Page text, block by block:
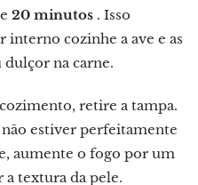
20 minutos . Isso
cozinhe a ave e as
na carne.
retire a tampa.
estiver perfeitamente
aumente o fogo por um
textura da pele.